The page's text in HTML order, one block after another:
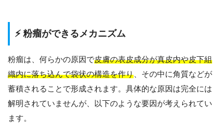
⚡ 粉瘤ができるメカニズム
粉瘤は、何らかの原因で皮膚の表皮成分が真皮内や皮下組
織内に落ち込んで袋状の構造を作り 、その中に角質などが
蓄積されることで形成されます。具体的な原因は完全には
解明されていませんが、以下のような要因が考えられてい
ます。